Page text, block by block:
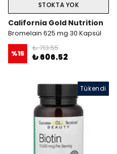
STOKTA YOK
California Gold Nutrition
Bromelain 625 mg 30 Kapsül
%15
₺ 713.55
₺ 606.52
Tükendi